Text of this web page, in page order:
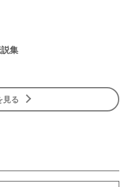
集
見る